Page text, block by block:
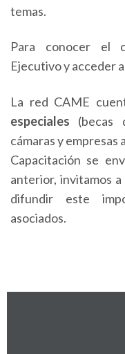
temas.
Para conocer el
Ejecutivo y acceder
La red CAME
especiales (becas
cámaras y empresas
Capacitación se
anterior, invitamos
difundir este
asociados.